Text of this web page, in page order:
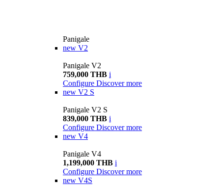
Panigale
new V2
Panigale V2
759,000 THB i
Configure Discover more
new V2 S
Panigale V2 S
839,000 THB i
Configure Discover more
new V4
Panigale V4
1,199,000 THB i
Configure Discover more
new V4S